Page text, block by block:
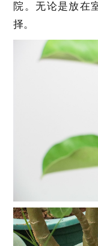
院。无论是放在
择。